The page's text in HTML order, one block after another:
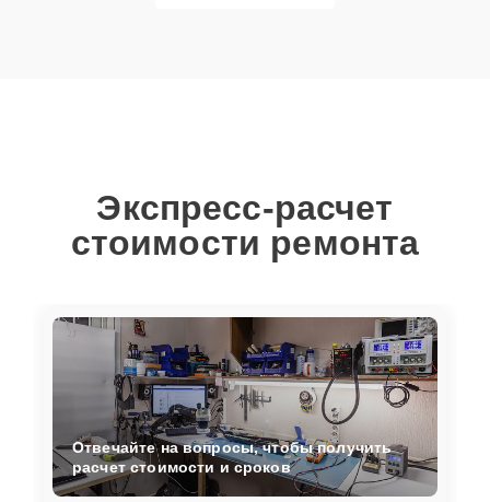
Экспресс-расчет
стоимости ремонта
Отвечайте на вопросы, чтобы получить
расчет стоимости и сроков